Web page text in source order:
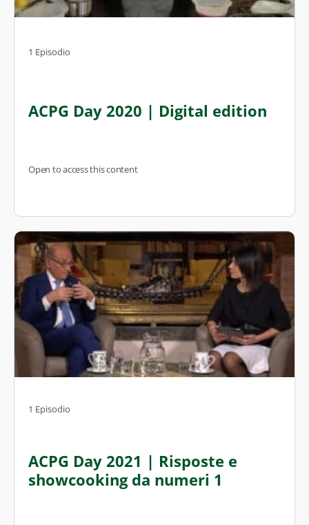
1 Episodio
ACPG Day 2020 | Digital edition
Open to access this content
1 Episodio
ACPG Day 2021 | Risposte e
showcooking da numeri 1